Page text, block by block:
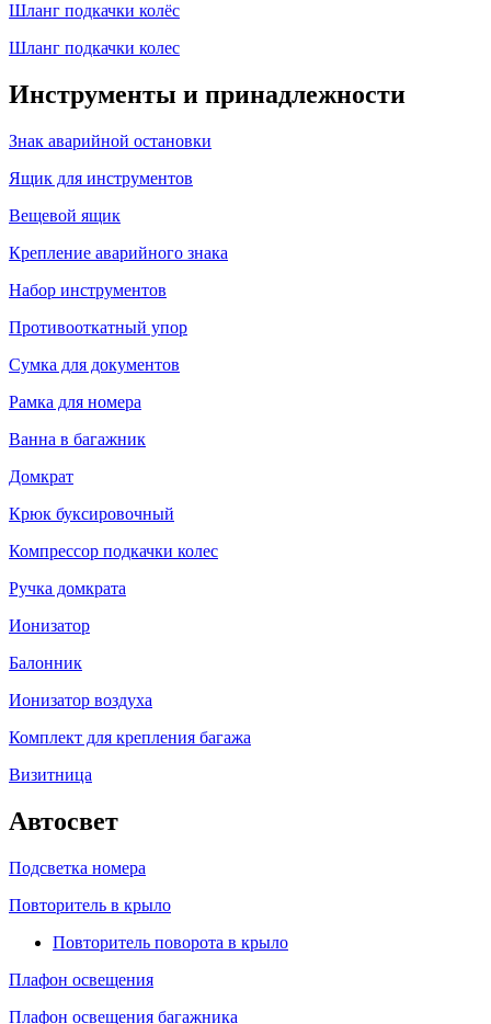
Шланг подкачки колёс
Шланг подкачки колес
Инструменты и принадлежности
Знак аварийной остановки
Ящик для инструментов
Вещевой ящик
Крепление аварийного знака
Набор инструментов
Противооткатный упор
Сумка для документов
Рамка для номера
Ванна в багажник
Домкрат
Крюк буксировочный
Компрессор подкачки колес
Ручка домкрата
Ионизатор
Балонник
Ионизатор воздуха
Комплект для крепления багажа
Визитница
Автосвет
Подсветка номера
Повторитель в крыло
Повторитель поворота в крыло
Плафон освещения
Плафон освещения багажника